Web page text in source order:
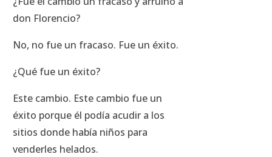
don Florencio?
No, no fue un fracaso. Fue un éxito.
¿Qué fue un éxito?
Este cambio. Este cambio fue un
éxito porque él podía acudir a los
sitios donde había niños para
venderles helados.